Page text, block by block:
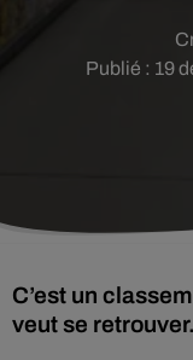
Publié : 19
C’est un
veut se retrouver.